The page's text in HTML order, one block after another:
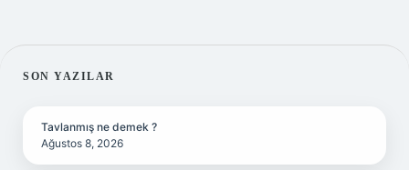
SIDEBAR
SON YAZILAR
Tavlanmış ne demek ?
Ağustos 8, 2026